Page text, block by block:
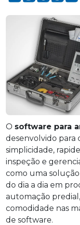
O software para
desenvolvido para
simplicidade,
inspeção e
como uma
do dia a dia em
automação
comodidade nas
de software.